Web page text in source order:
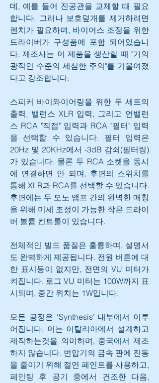
데, 예를 들어 진공관을 교체할 때 필요
합니다. 그러나 보호덮개를 제거하려면
렌치가 필요하며, 바이어스 조정을 위한
드라이버가 구성품에 포함 되어있습니
다. 제조사는 이 제품을 생산할 때 "거의
광적인 수준의 세심한 주의"를 기울여졌
다고 강조합니다.
스피커 바이와이어링을 위한 두 세트의
출력, 밸런스 XLR 입력, 그리고 언밸런
스 RCA "직접" 입력과 RCA "필터" 입력
을 선택할 수 있습니다. 필터 입력은
20Hz 및 20KHz에서 -3dB 감쇠(필터링)
가 있습니다. 물론 두 RCA 소켓을 동시
에 연결하면 안 되며, 후면의 스위치를
통해 XLR과 RCA를 선택할 수 있습니다.
후면에는 두 모노 앰프 간의 완벽한 매칭
을 위해 미세 조정이 가능한 작은 드라이
버 볼륨 컨트롤이 있습니다.
전체적인 빌드 품질은 훌륭하며, 설명서
도 완벽하게 제공됩니다. 전원 버튼에 대
한 표시등이 없지만, 전면의 VU 미터가
켜집니다. 로그 VU 미터는 100W까지 표
시되며, 중간 위치는 1W입니다.
모든 공정은 'Synthesis' 내부에서 이루
어집니다. 이는 이탈리아에서 설계하고
제작하는것을 의미하며, 중국에서 제조
하지 않습니다. 변압기의 금속 판에 진동
을 줄이기 위해 절연 페인트를 사용하고,
페인팅 후 공기 중에서 건조한 다음,